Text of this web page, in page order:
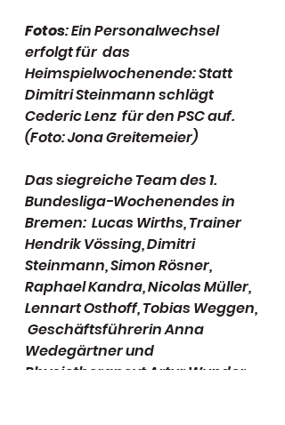
Fotos: Ein Personalwechsel
erfolgt für  das
Heimspielwochenende: Statt
Dimitri Steinmann schlägt
Cederic Lenz  für den PSC auf.
(Foto: Jona Greitemeier)
Das siegreiche Team des 1.
Bundesliga-Wochenendes in
Bremen:  Lucas Wirths, Trainer
Hendrik Vössing, Dimitri
Steinmann, Simon Rösner,
Raphael Kandra, Nicolas Müller,
Lennart Osthoff, Tobias Weggen,
Geschäftsführerin Anna
Wedegärtner und
Physiotherapeut Artur Wunder